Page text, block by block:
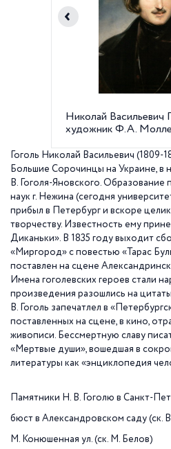
Николай Васильевич
художник Ф.А.
Гоголь Николай Васильевич (1809-
Большие Сорочинцы на Украине, в
В. Гоголя-Яновского. Образование
наук г. Нежина (сегодня
прибыл в Петербург и вскоре
творчеству. Известность ему
Диканьки». В 1835 году выходит
«Миргород» с повестью «Тарас
поставлен на сцене
Имена гоголевских героев стали
произведения разошлись на
В. Гоголь запечатлел в
поставленных на сцене, в кино,
живописи. Бессмертную славу
«Мертвые души», вошедшая в
литературы как «энциклопедия
Памятники Н. В. Гоголю в Санкт-
бюст в Александровском саду (ск.
М. Конюшенная ул. (ск. М. Белов)